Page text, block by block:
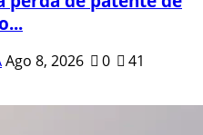
Ago 8, 2026 0 41